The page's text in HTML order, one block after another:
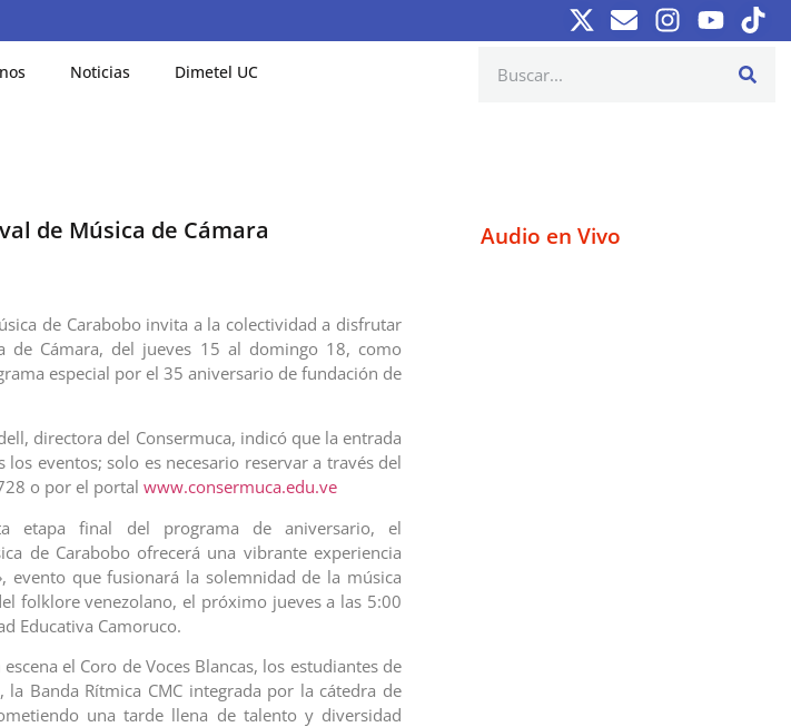
Noticias Dimetel UC
de Música de Cámara
de Carabobo invita a la colectividad a disfrutar
de Cámara, del jueves 15 al domingo 18, como
especial por el 35 aniversario de fundación de
directora del Consermuca, indicó que la entrada
los eventos; solo es necesario reservar a través del
o por el portal www.consermuca.edu.ve
etapa final del programa de aniversario, el
de Carabobo ofrecerá una vibrante experiencia
evento que fusionará la solemnidad de la música
folklore venezolano, el próximo jueves a las 5:00
Educativa Camoruco.
el Coro de Voces Blancas, los estudiantes de
la Banda Rítmica CMC integrada por la cátedra de
una tarde llena de talento y diversidad
Audio en Vivo